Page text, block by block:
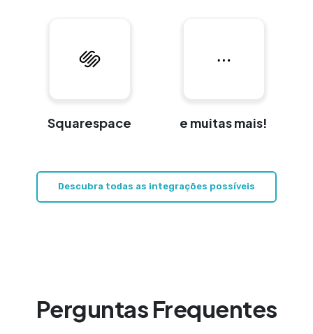
Squarespace e muitas mais!
Descubra todas as integrações possíveis
Perguntas Frequentes